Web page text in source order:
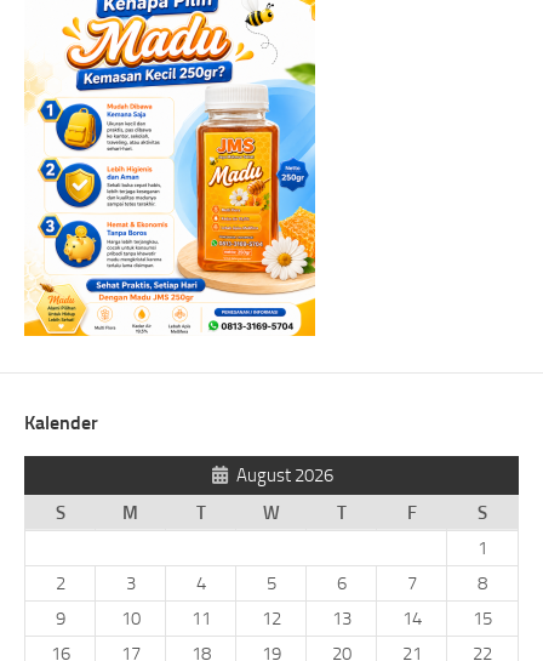
Kalender
August 2026
S
M T W T F
S
1
2
3 4 5 6 7
8
9
10 11 12 13 14
15
16
17 18 19 20 21
22